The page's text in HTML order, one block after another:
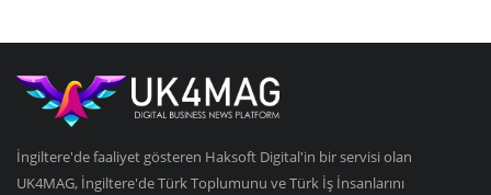
İngiltere'de faaliyet gösteren Haksoft Digital'in bir servisi olan
UK4MAG, İngiltere'de Türk Toplumunu ve Türk İş İnsanlarını